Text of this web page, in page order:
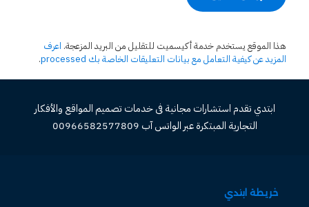
هذا الموقع يستخدم خدمة أكيسميت للتقليل من البريد المزعجة. اعرف
المزيد عن كيفية التعامل مع بيانات التعليقات الخاصة بك processed
.
ابتدي تقدم استشارات مجانية فى خدمات تصميم المواقع والأفكار
التجارية المبتكرة عبر الواتس آب 00966582577809
خريطة ابتدي